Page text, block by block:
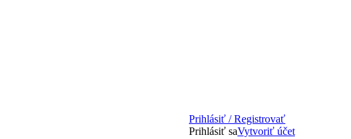
Prihlásiť / Registrovať
Prihlásiť saVytvoriť účet